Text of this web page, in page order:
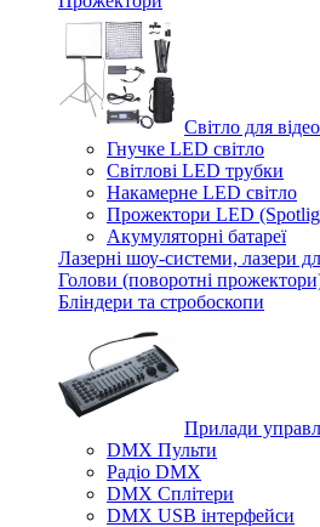
Світло для
Гнучке LED світло
Світлові LED трубки
Накамерне LED світло
Прожектори LED
Акумуляторні батареї
Лазерні шоу-системи, лазери
Голови (поворотні
Бліндери та стробоскопи
Прилади
DMX Пульти
Радіо DMX
DMX Сплітери
DMX USB інтерфейси